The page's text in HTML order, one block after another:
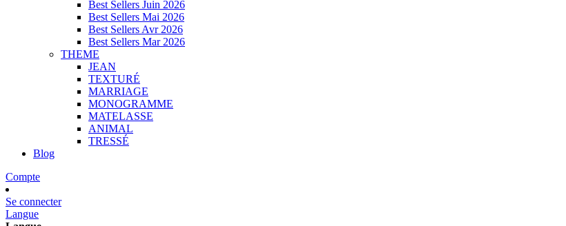
Best Sellers Juin 2026
Best Sellers Mai 2026
Best Sellers Avr 2026
Best Sellers Mar 2026
THEME
JEAN
TEXTURÉ
MARRIAGE
MONOGRAMME
MATELASSE
ANIMAL
TRESSÉ
Blog
Compte
Se connecter
Langue